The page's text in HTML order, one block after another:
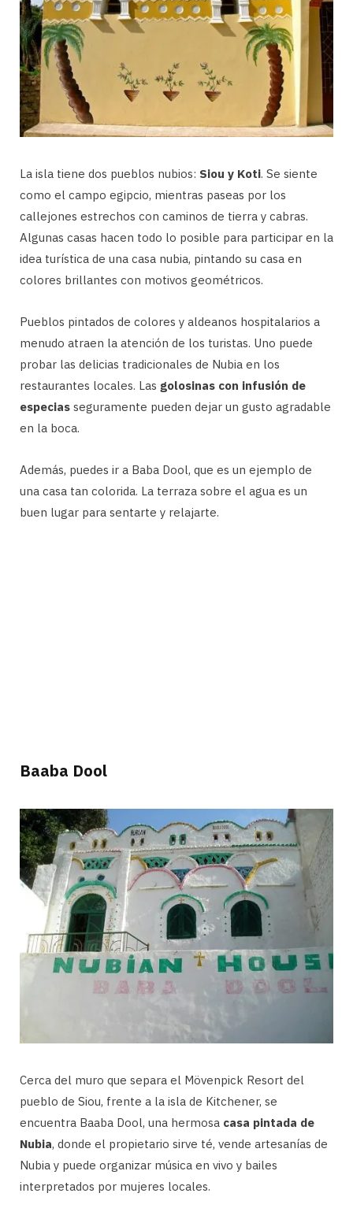
La isla tiene dos pueblos nubios: Siou y Koti. Se siente
como el campo egipcio, mientras paseas por los
callejones estrechos con caminos de tierra y cabras.
Algunas casas hacen todo lo posible para participar en la
idea turística de una casa nubia, pintando su casa en
colores brillantes con motivos geométricos.
Pueblos pintados de colores y aldeanos hospitalarios a
menudo atraen la atención de los turistas. Uno puede
probar las delicias tradicionales de Nubia en los
restaurantes locales. Las golosinas con infusión de
especias seguramente pueden dejar un gusto agradable
en la boca.
Además, puedes ir a Baba Dool, que es un ejemplo de
una casa tan colorida. La terraza sobre el agua es un
buen lugar para sentarte y relajarte.
Baaba Dool
Cerca del muro que separa el Mövenpick Resort del
pueblo de Siou, frente a la isla de Kitchener, se
encuentra Baaba Dool, una hermosa casa pintada de
Nubia, donde el propietario sirve té, vende artesanías de
Nubia y puede organizar música en vivo y bailes
interpretados por mujeres locales.